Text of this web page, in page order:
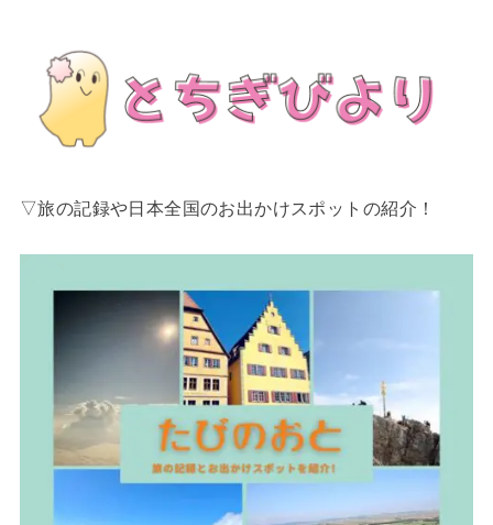
▽旅の記録や日本全国のお出かけスポットの紹介！